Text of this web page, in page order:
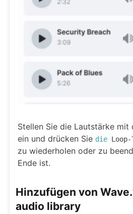
Stellen Sie die Lautstärke mit
ein und drücken Sie die
zu wiederholen oder zu
Ende ist.
Hinzufügen von
audio library